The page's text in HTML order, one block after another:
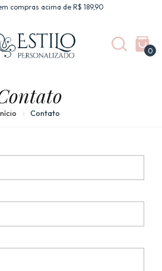
compras acima de R$ 189,90
0
Contato